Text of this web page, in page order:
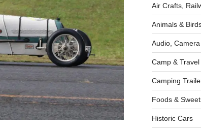
Air Crafts,
Animals &
Audio,
Camp & Travel
Camping
Foods &
Historic Cars